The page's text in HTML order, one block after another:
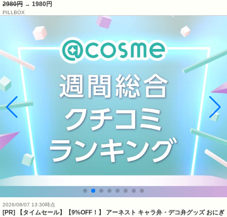
2980円 → 1980円
PILLBOX
2026/08/07 13:30時点
[PR] 【タイムセール】【9%OFF！】 アーネスト キャラ弁・デコ弁グッズ おにぎ